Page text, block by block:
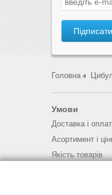
Головна
Умови
Доставка і
Асортимент і
Якість товарів